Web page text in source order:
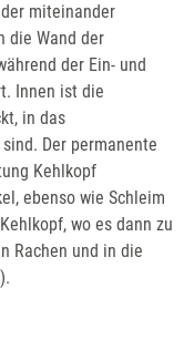
miteinander
die Wand der
der Ein- und
Innen ist die
in das
Der permanente
Kehlkopf
ebenso wie Schleim
wo es dann zu
Rachen und in die